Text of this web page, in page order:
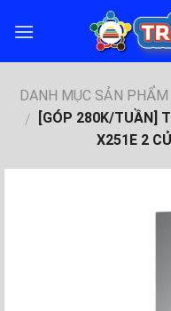
DANH MỤC SẢN PHẨM
/
[GÓP 280K/TUẦN]
X251E 2